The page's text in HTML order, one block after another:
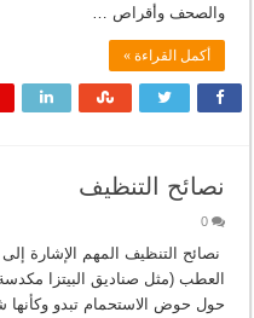
والصحف وأقراص …
أكمل القراءة »
نصائح التنظيف
0
نصائح التنظيف المهم الإشارة
العطب (مثل صناديق البيتزا
حول حوض الاستحمام تبدو